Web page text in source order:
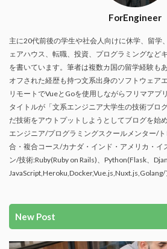
ForEngineer
主に20代前後の学生や社会人向けに休学、留学
ェアハウス、転職、投資、プログラミングなど
を書いています。筆者は複数カ国の留学経験も
オフされた経歴も持つ文系出身のソフトウェア
リモートでVueとGoを使用しながらフリマアプ
タイトルが「文系エンジニア大学生の技術ブロ
だ技術をアウトプットしようとしてブログを始
エンジニア/プログラミングスクールメンター/
合・複合コース/カナダ・インド・アメリカ・イ
ン/技術:Ruby(Ruby on Rails)、Python(Flask、
New Post